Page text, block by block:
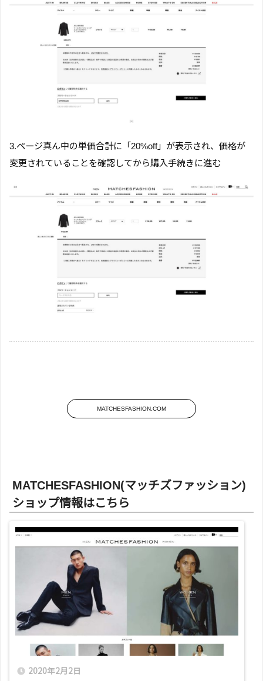
3.ページ真ん中の単価合計に「20%off」が表示され、価格が
変更されていることを確認してから購入手続きに進む
MATCHESFASHION.COM
MATCHESFASHION(マッチズファッション)
ショップ情報はこちら
2020年2月2日